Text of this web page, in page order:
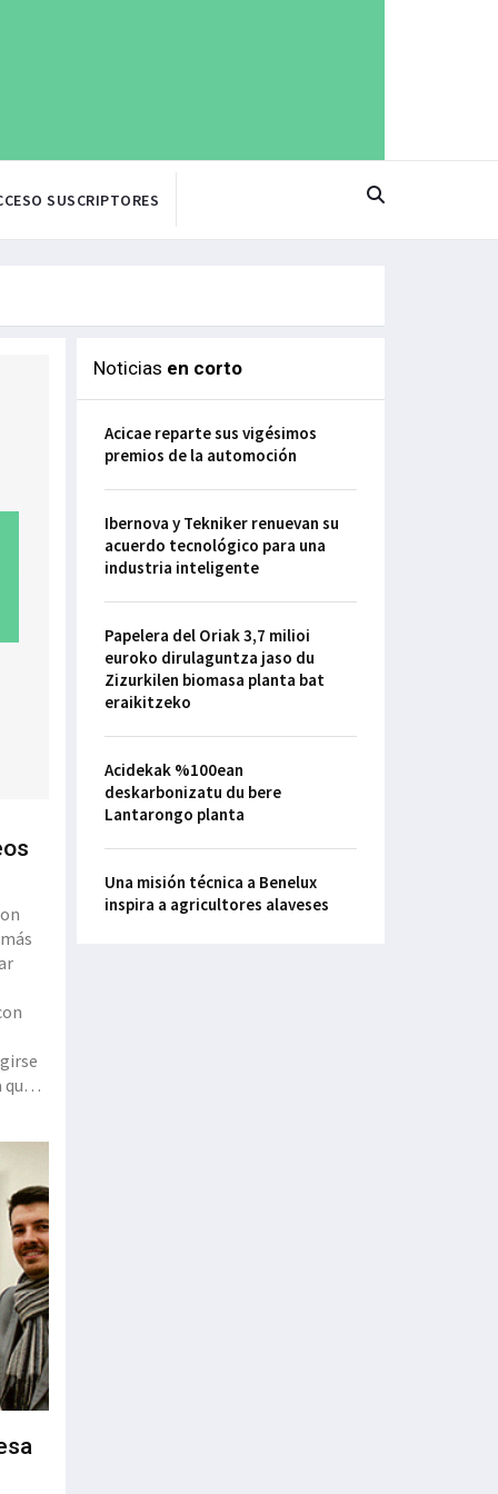
SUSCRIPTORES
que
Noticias en corto
Acicae reparte sus vigésimos
premios de la automoción
Ibernova y Tekniker renuevan su
acuerdo tecnológico para una
industria inteligente
Papelera del Oriak 3,7 milioi
euroko dirulaguntza jaso du
Zizurkilen biomasa planta bat
eraikitzeko
Acidekak %100ean
deskarbonizatu du bere
Lantarongo planta
Una misión técnica a Benelux
inspira a agricultores alaveses